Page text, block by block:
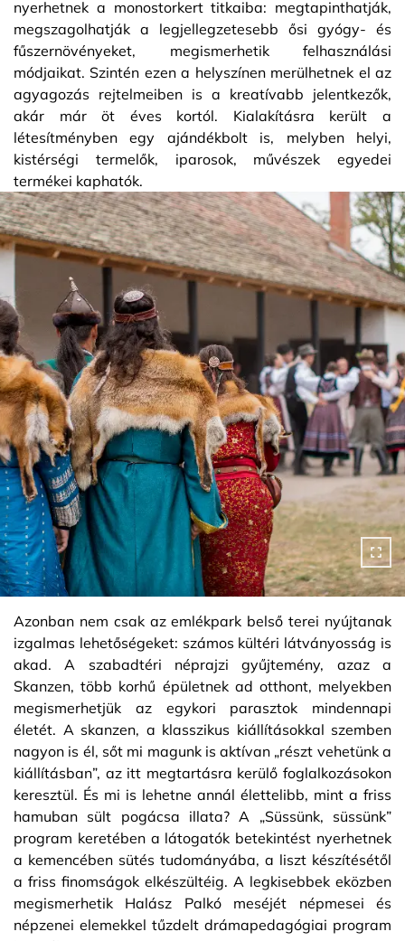
nyerhetnek a monostorkert titkaiba: megtapinthatják,
megszagolhatják a legjellegzetesebb ősi gyógy- és
fűszernövényeket, megismerhetik felhasználási
módjaikat. Szintén ezen a helyszínen merülhetnek el az
agyagozás rejtelmeiben is a kreatívabb jelentkezők,
akár már öt éves kortól. Kialakításra került a
létesítményben egy ajándékbolt is, melyben helyi,
kistérségi termelők, iparosok, művészek egyedei
termékei kaphatók.
Azonban nem csak az emlékpark belső terei nyújtanak
izgalmas lehetőségeket: számos kültéri látványosság is
akad. A szabadtéri néprajzi gyűjtemény, azaz a
Skanzen, több korhű épületnek ad otthont, melyekben
megismerhetjük az egykori parasztok mindennapi
életét. A skanzen, a klasszikus kiállításokkal szemben
nagyon is él, sőt mi magunk is aktívan „részt vehetünk a
kiállításban”, az itt megtartásra kerülő foglalkozásokon
keresztül. És mi is lehetne annál élettelibb, mint a friss
hamuban sült pogácsa illata? A „Süssünk, süssünk”
program keretében a látogatók betekintést nyerhetnek
a kemencében sütés tudományába, a liszt készítésétől
a friss finomságok elkészültéig. A legkisebbek eközben
megismerhetik Halász Palkó meséjét népmesei és
népzenei elemekkel tűzdelt drámapedagógiai program